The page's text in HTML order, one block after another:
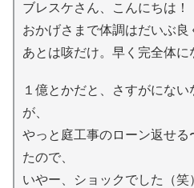
ブレスケさん、こんにちは！
おかげさまで体調はだいぶ良
あとは咳だけ。早く完全体に
１億とかだと、さすがにな
が、
やっと庭工事のローン返せ
たので、
いやー、ショックでした（笑